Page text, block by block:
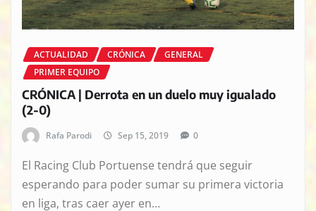
ACTUALIDAD CRÓNICA
GENERAL
PRIMER EQUIPO
CRÓNICA | Derrota en un duelo muy igualado
(2-0)
Rafa Parodi Sep 15, 2019 0
El Racing Club Portuense tendrá que seguir
esperando para poder sumar su primera victoria
en liga, tras caer ayer en…